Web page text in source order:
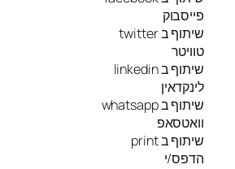
פייסבוק
שיתוף ב twitter
טוויטר
שיתוף ב linkedin
לינקדאין
שיתוף ב whatsapp
וואטסאפ
שיתוף ב print
הדפס/י